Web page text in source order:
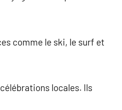
comme le ski, le surf et
locales. Ils